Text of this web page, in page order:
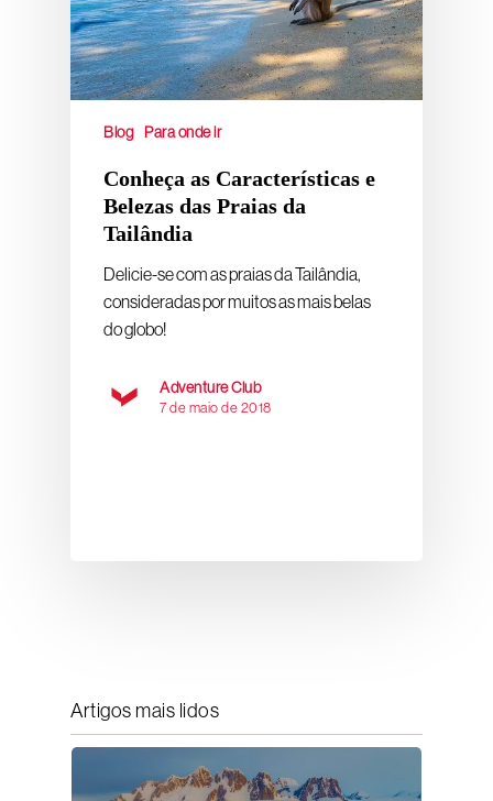
Blog Para onde ir
Conheça as Características e
Belezas das Praias da
Tailândia
Delicie-se com as praias da Tailândia,
consideradas por muitos as mais belas
do globo!
Adventure Club
7 de maio de 2018
Artigos mais lidos